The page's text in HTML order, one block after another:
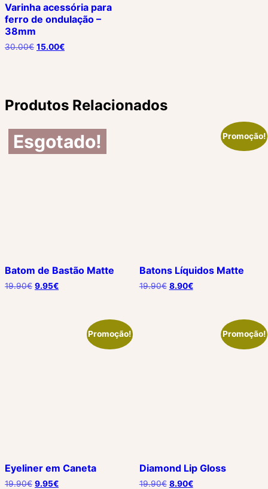
Varinha acessória para
ferro de ondulação –
38mm
30.00€ O
15.00€O
Produtos Relacionados
Esgotado!
Batom de Bastão Matte
19.90€ 9.95€
Promoção!
Batons Líquidos Matte
19.90€ 8.90€
Promoção!
Eyeliner em Caneta
19.90€ O
9.95€O
Promoção!
Diamond Lip Gloss
19.90€ 8.90€